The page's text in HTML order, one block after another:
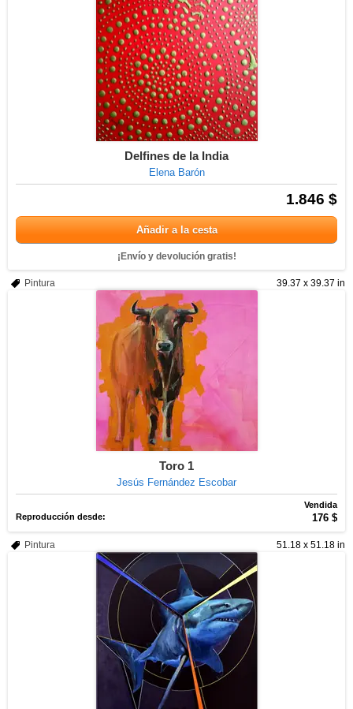
Delfines de la India
Elena Barón
1.846 $
Añadir a la cesta
¡Envío y devolución gratis!
39.37 x 39.37 in
Pintura
Toro 1
Jesús Fernández Escobar
Vendida
Reproducción desde:
176 $
51.18 x 51.18 in
Pintura